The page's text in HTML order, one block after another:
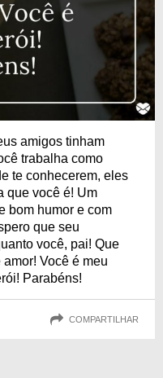
amigos tinham
trabalha como
te conhecerem, eles
que você é! Um
bom humor e com
que seu
você, pai! Que
Você é meu
Parabéns!
COMPARTILHAR